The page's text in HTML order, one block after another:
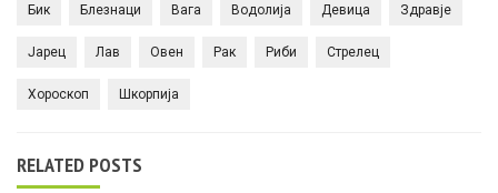
Бик Блезнаци Вага Водолија Девица Здравје
Јарец Лав Овен Рак Риби Стрелец
Хороскоп Шкорпија
RELATED POSTS